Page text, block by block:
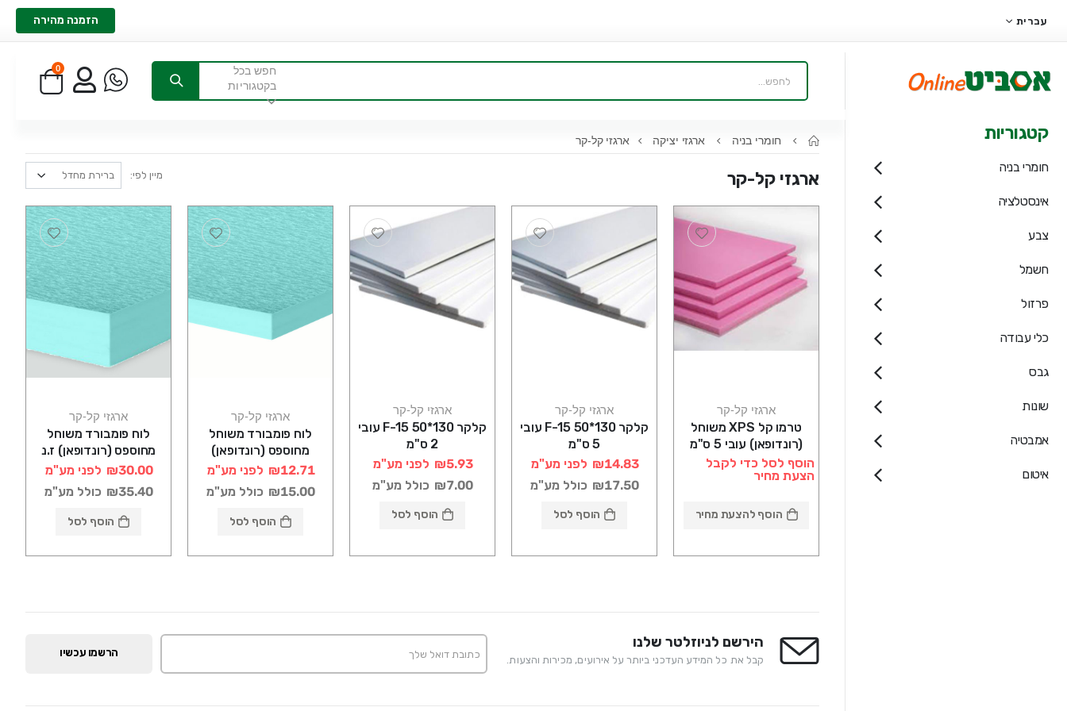
עברית הזמנה מהירה
חפש בכל
בקטגוריות
0
קטגוריות
חומרי בניה
אינסטלציה
צבע
חשמל
פרזול
כלי עבודה
גבס
שונות
אמבטיה
איטום
חומרי בניה ארגזי יציקה ארגזי קל-קר
ארגזי קל-קר מיין לפי:
ארגזי קל-קר
טרמו קל XPS משוחל
(רונדופאן) עובי 5 ס"מ
אורך 120 רוחב 60
הוסף לסל כדי לקבל
הצעת מחיר
הוסף להצעת מחיר
ארגזי קל-קר
קלקר F-15 50*130 עובי
5 ס"מ
₪14.83 לפני מע"מ
₪17.50 כולל מע"מ
הוסף לסל
ארגזי קל-קר
קלקר F-15 50*130 עובי
2 ס"מ
₪5.93 לפני מע"מ
₪7.00 כולל מע"מ
הוסף לסל
ארגזי קל-קר
לוח פומבורד משוחל
מחוספס (רונדופאן)
125X60X2 - גולמט
₪12.71 לפני מע"מ
₪15.00 כולל מע"מ
הוסף לסל
ארגזי קל-קר
לוח פומבורד משוחל
מחוספס (רונדופאן) ז.נ
125X60X5 - גולמט
₪30.00 לפני מע"מ
₪35.40 כולל מע"מ
הוסף לסל
הירשם לניוזלטר שלנו
קבל את כל המידע העדכני ביותר על אירועים, מכירות והצעות.
הרשמו עכשיו